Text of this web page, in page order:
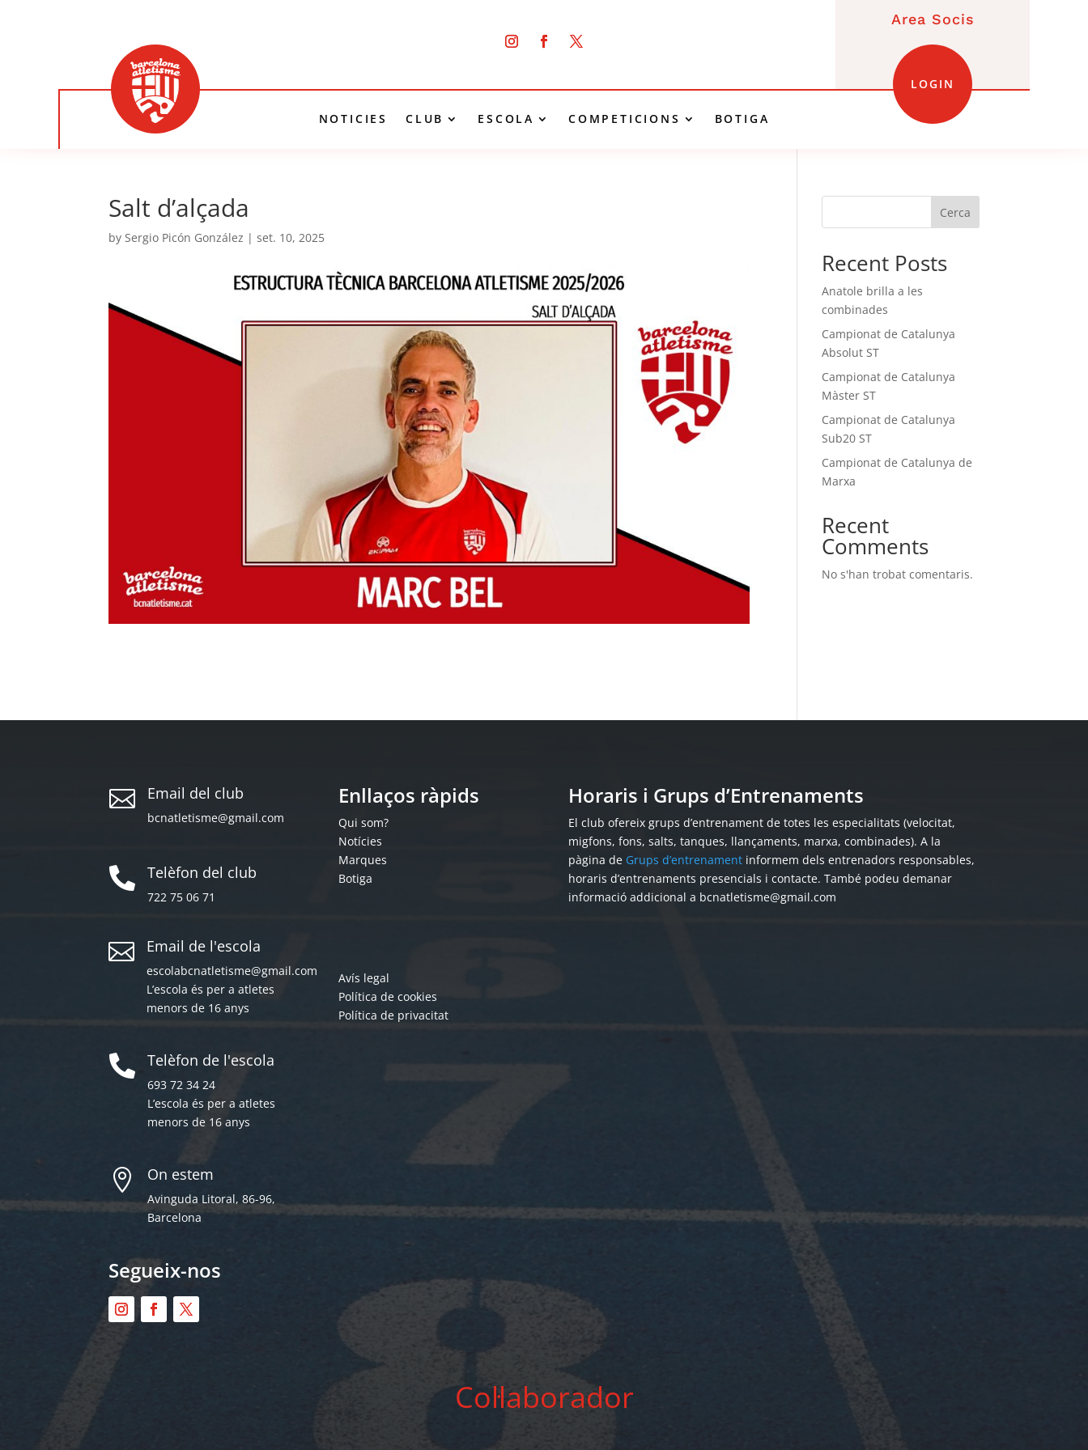
Area Socis
LOGIN
NOTICIES CLUB ESCOLA COMPETICIONS BOTIGA
Salt d’alçada
bySergio Picón González |set. 10, 2025
Cerca
Recent Posts
Anatole brilla a les
combinades
Campionat de Catalunya
Absolut ST
Campionat de Catalunya
Màster ST
Campionat de Catalunya
Sub20 ST
Campionat de Catalunya de
Marxa
Recent
Comments
No s'han trobat comentaris.
 Email del club
bcnatletisme@gmail.com
 Telèfon del club
722 75 06 71
 Email de l'escola
escolabcnatletisme@gmail.com
L’escola és per a atletes
menors de 16 anys
 Telèfon de l'escola
693 72 34 24
L’escola és per a atletes
menors de 16 anys
 On estem
Avinguda Litoral, 86-96,
Barcelona
Segueix-nos
Enllaços ràpids
Qui som?
Notícies
Marques
Botiga
Avís legal
Política de cookies
Política de privacitat
Horaris i Grups d’Entrenaments
El club ofereix grups d’entrenament de totes les especialitats (velocitat,
migfons, fons, salts, tanques, llançaments, marxa, combinades). A la
pàgina de Grups d’entrenamentinformem dels entrenadors responsables,
horaris d’entrenaments presencials i contacte. També podeu demanar
informació addicional a bcnatletisme@gmail.com
Col·laborador